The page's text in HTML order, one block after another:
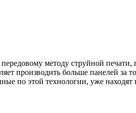
методу струйной
производить больше панелей за
по этой технологии, уже